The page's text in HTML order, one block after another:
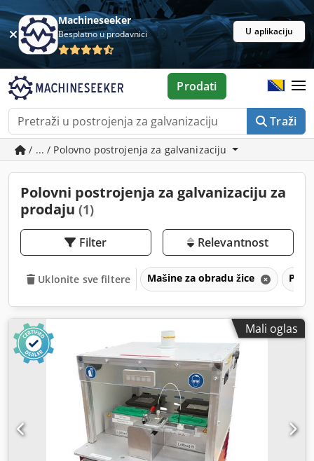
Machineseeker
Besplatno u prodavnici U aplikaciju
Traži
Prodati
/ ... / Polovno postrojenja za galvanizaciju
Polovni postrojenja za galvanizaciju za
prodaju (1)
Filter Relevantnost
Uklonite sve filtere Mašine za obradu žice
Mali oglas